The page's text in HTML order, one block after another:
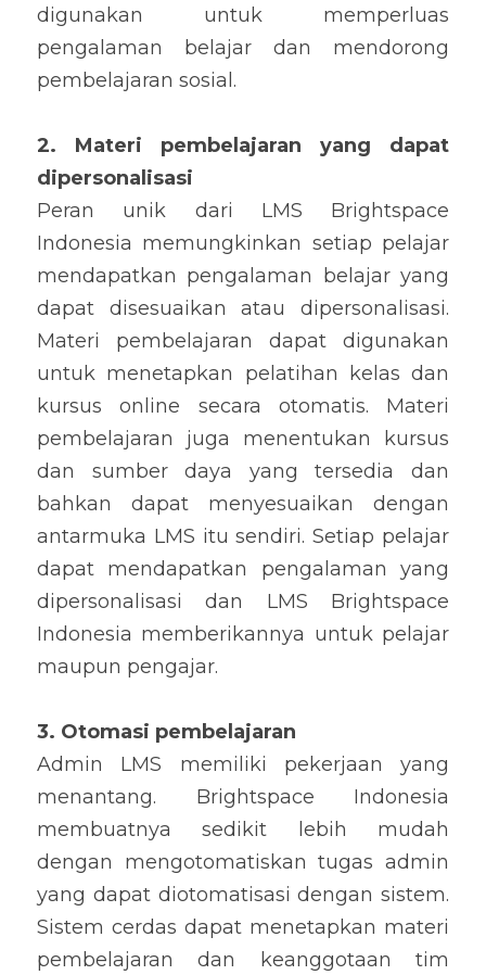
digunakan untuk memperluas
pengalaman belajar dan mendorong
pembelajaran sosial.
2. Materi pembelajaran yang dapat
dipersonalisasi
Peran unik dari LMS Brightspace
Indonesia memungkinkan setiap pelajar
mendapatkan pengalaman belajar yang
dapat disesuaikan atau dipersonalisasi.
Materi pembelajaran dapat digunakan
untuk menetapkan pelatihan kelas dan
kursus online secara otomatis. Materi
pembelajaran juga menentukan kursus
dan sumber daya yang tersedia dan
bahkan dapat menyesuaikan dengan
antarmuka LMS itu sendiri. Setiap pelajar
dapat mendapatkan pengalaman yang
dipersonalisasi dan LMS Brightspace
Indonesia memberikannya untuk pelajar
maupun pengajar.
3. Otomasi pembelajaran
Admin LMS memiliki pekerjaan yang
menantang. Brightspace Indonesia
membuatnya sedikit lebih mudah
dengan mengotomatiskan tugas admin
yang dapat diotomatisasi dengan sistem.
Sistem cerdas dapat menetapkan materi
pembelajaran dan keanggotaan tim